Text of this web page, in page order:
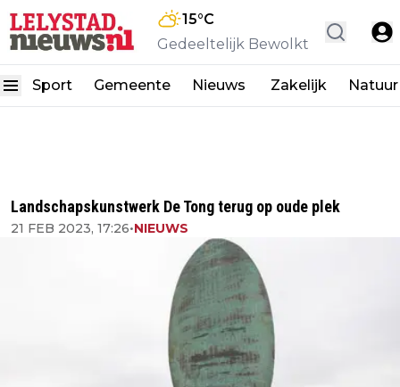
15°C
Gedeeltelijk Bewolkt
Sport Gemeente Nieuws Zakelijk Natuur
Landschapskunstwerk De Tong terug op oude plek
21 FEB 2023, 17:26•NIEUWS